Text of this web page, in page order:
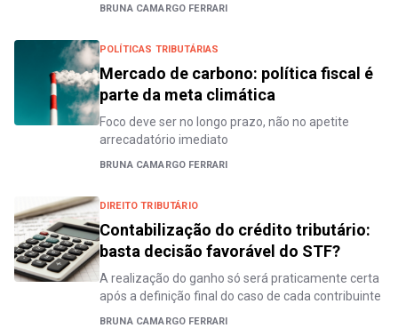
BRUNA CAMARGO FERRARI
POLÍTICAS TRIBUTÁRIAS
Mercado de carbono: política fiscal é
parte da meta climática
Foco deve ser no longo prazo, não no apetite
arrecadatório imediato
BRUNA CAMARGO FERRARI
DIREITO TRIBUTÁRIO
Contabilização do crédito tributário:
basta decisão favorável do STF?
A realização do ganho só será praticamente certa
após a definição final do caso de cada contribuinte
BRUNA CAMARGO FERRARI